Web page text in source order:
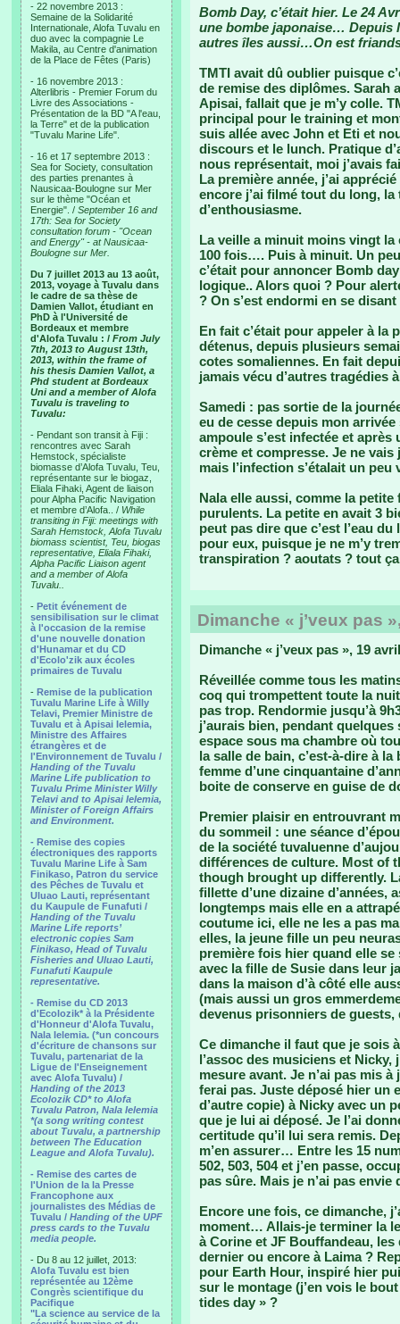
- 22 novembre 2013 :
Semaine de la Solidarité
Internationale, Alofa Tuvalu en
duo avec la compagnie Le
Makila, au Centre d'animation
de la Place de Fêtes (Paris)
- 16 novembre 2013 :
Alterlibris - Premier Forum du
Livre des Associations -
Présentation de la BD "A l'eau,
la Terre" et de la publication
"Tuvalu Marine Life".
- 16 et 17 septembre 2013 :
Sea for Society, consultation
des parties prenantes à
Nausicaa-Boulogne sur Mer
sur le thème "Océan et
Energie". / September 16 and
17th: Sea for Society
consultation forum - "Ocean
and Energy" - at Nausicaa-
Boulogne sur Mer.
Du 7 juillet 2013 au 13 août,
2013, voyage à Tuvalu dans
le cadre de sa thèse de
Damien Vallot, étudiant en
PhD à l'Université de
Bordeaux et membre
d'Alofa Tuvalu : / From July
7th, 2013 to August 13th,
2013, within the frame of
his thesis Damien Vallot, a
Phd student at Bordeaux
Uni and a member of Alofa
Tuvalu is traveling to
Tuvalu:
- Pendant son transit à Fiji :
rencontres avec Sarah
Hemstock, spécialiste
biomasse d’Alofa Tuvalu, Teu,
représentante sur le biogaz,
Eliala Fihaki, Agent de liaison
pour Alpha Pacific Navigation
et membre d’Alofa.. / While
transiting in Fiji: meetings with
Sarah Hemstock, Alofa Tuvalu
biomass scientist, Teu, biogas
representative, Eliala Fihaki,
Alpha Pacific Liaison agent
and a member of Alofa
Tuvalu..
- Petit événement de
sensibilisation sur le climat
à l'occasion de la remise
d'une nouvelle donation
d'Hunamar et du CD
d'Ecolo'zik aux écoles
primaires de Tuvalu
- Remise de la publication
Tuvalu Marine Life à Willy
Telavi, Premier Ministre de
Tuvalu et à Apisai Ielemia,
Ministre des Affaires
étrangères et de
l'Environnement de Tuvalu /
Handing of the Tuvalu
Marine Life publication to
Tuvalu Prime Minister Willy
Telavi and to Apisai Ielemia,
Minister of Foreign Affairs
and Environment.
- Remise des copies
électroniques des rapports
Tuvalu Marine Life à Sam
Finikaso, Patron du service
des Pêches de Tuvalu et
Uluao Lauti, représentant
du Kaupule de Funafuti /
Handing of the Tuvalu
Marine Life reports’
electronic copies Sam
Finikaso, Head of Tuvalu
Fisheries and Uluao Lauti,
Funafuti Kaupule
representative.
- Remise du CD 2013
d'Ecolozik* à la Présidente
d'Honneur d'Alofa Tuvalu,
Nala Ielemia. (*un concours
d'écriture de chansons sur
Tuvalu, partenariat de la
Ligue de l'Enseignement
avec Alofa Tuvalu) /
Handing of the 2013
Ecolozik CD* to Alofa
Tuvalu Patron, Nala Ielemia
*(a song writing contest
about Tuvalu, a partnership
between The Education
League and Alofa Tuvalu).
- Remise des cartes de
l'Union de la la Presse
Francophone aux
journalistes des Médias de
Tuvalu / Handing of the UPF
press cards to the Tuvalu
media people.
- Du 8 au 12 juillet, 2013:
Alofa Tuvalu est bien
représentée au 12ème
Congrès scientifique du
Pacifique
"La science au service de la
Bomb Day, c’était hier. Le 24
une bombe japonaise… Depuis
autres îles aussi…On est
TMTI avait dû oublier puisque
de remise des diplômes. Sarah
Apisai, fallait que je m’y colle.
principal pour le training et
suis allée avec John et Eti et
discours et le lunch. Pratique
nous représentait, moi j’avais
La première année, j’ai
encore j’ai filmé tout du long,
d’enthousiasme.
La veille a minuit moins vingt la
100 fois…. Puis à minuit. Un
c’était pour annoncer Bomb
logique.. Alors quoi ? Pour
? On s’est endormi en se
En fait c’était pour appeler à la
détenus, depuis plusieurs
cotes somaliennes. En fait
jamais vécu d’autres tragédies
Samedi : pas sortie de la
eu de cesse depuis mon
ampoule s’est infectée et après
crème et compresse. Je ne
mais l’infection s’étalait un
Nala elle aussi, comme la
purulents. La petite en avait 3
peut pas dire que c’est l’eau
pour eux, puisque je ne m’y
transpiration ? aoutats ? tout
Dimanche « j’veux pas
Dimanche « j’veux pas », 19
Réveillée comme tous les
coq qui trompettent toute la
pas trop. Rendormie jusqu’à
j’aurais bien, pendant
espace sous ma chambre où
la salle de bain, c’est-à-dire à
femme d’une cinquantaine
boite de conserve en guise de
Premier plaisir en entrouvrant
du sommeil : une séance
de la société tuvaluenne
différences de culture. Most of
though brought up differently.
fillette d’une dizaine d’années,
longtemps mais elle en a
coutume ici, elle ne les a pas
elles, la jeune fille un peu
première fois hier quand elle
avec la fille de Susie dans leur
dans la maison d’à côté elle
(mais aussi un gros
devenus prisonniers de guests,
Ce dimanche il faut que je sois
l’assoc des musiciens et Nicky,
mesure avant. Je n’ai pas mis
ferai pas. Juste déposé hier un
d’autre copie) à Nicky avec un
que je lui ai déposé. Je l’ai
certitude qu’il lui sera remis.
m’en assurer… Entre les 15
502, 503, 504 et j’en passe,
pas sûre. Mais je n’ai pas
Encore une fois, ce dimanche,
moment… Allais-je terminer la
à Corine et JF Bouffandeau,
dernier ou encore à Laima ?
pour Earth Hour, inspiré hier
sur le montage (j’en vois le
tides day » ?